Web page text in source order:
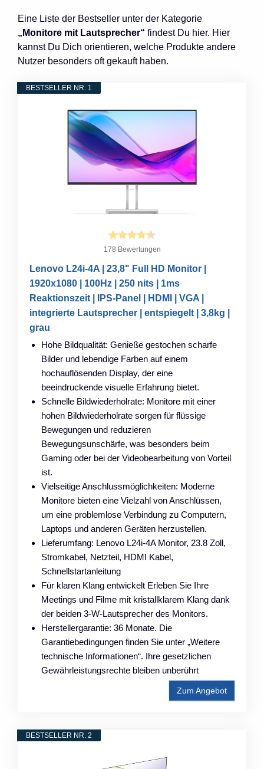
Eine Liste der Bestseller unter der Kategorie
„Monitore mit Lautsprecher“ findest Du hier. Hier
kannst Du Dich orientieren, welche Produkte andere
Nutzer besonders oft gekauft haben.
BESTSELLER NR. 1
178 Bewertungen
Lenovo L24i-4A | 23,8" Full HD Monitor |
1920x1080 | 100Hz | 250 nits | 1ms
Reaktionszeit | IPS-Panel | HDMI | VGA |
integrierte Lautsprecher | entspiegelt | 3,8kg |
grau
Hohe Bildqualität: Genieße gestochen scharfe
Bilder und lebendige Farben auf einem
hochauflösenden Display, der eine
beeindruckende visuelle Erfahrung bietet.
Schnelle Bildwiederholrate: Monitore mit einer
hohen Bildwiederholrate sorgen für flüssige
Bewegungen und reduzieren
Bewegungsunschärfe, was besonders beim
Gaming oder bei der Videobearbeitung von Vorteil
ist.
Vielseitige Anschlussmöglichkeiten: Moderne
Monitore bieten eine Vielzahl von Anschlüssen,
um eine problemlose Verbindung zu Computern,
Laptops und anderen Geräten herzustellen.
Lieferumfang: Lenovo L24i-4A Monitor, 23.8 Zoll,
Stromkabel, Netzteil, HDMI Kabel,
Schnellstartanleitung
Für klaren Klang entwickelt Erleben Sie Ihre
Meetings und Filme mit kristallklarem Klang dank
der beiden 3-W-Lautsprecher des Monitors.
Herstellergarantie: 36 Monate. Die
Garantiebedingungen finden Sie unter „Weitere
technische Informationen“. Ihre gesetzlichen
Gewährleistungsrechte bleiben unberührt
Zum Angebot
BESTSELLER NR. 2